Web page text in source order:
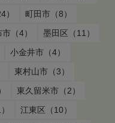
）
町田市（8）
（4）
墨田区（11）
小金井市（4）
東村山市（3）
東久留米市（2）
江東区（10）